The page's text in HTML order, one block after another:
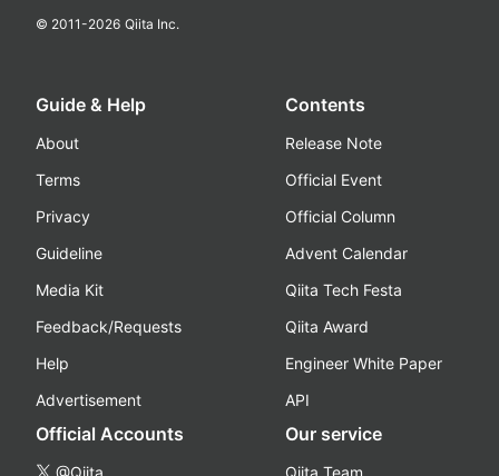
© 2011-2026 Qiita Inc.
Guide & Help
About
Terms
Privacy
Guideline
Media Kit
Feedback/Requests
Help
Advertisement
Contents
Release Note
Official Event
Official Column
Advent Calendar
Qiita Tech Festa
Qiita Award
Engineer White Paper
API
Official Accounts
@Qiita
Our service
Qiita Team